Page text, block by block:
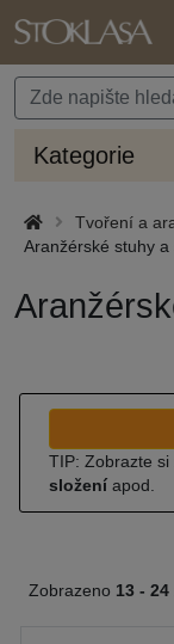
Kategorie
Tvoření a
Aranžérské stuhy a
TIP: Zobrazte si
složení apod.
Zobrazeno 13 - 24